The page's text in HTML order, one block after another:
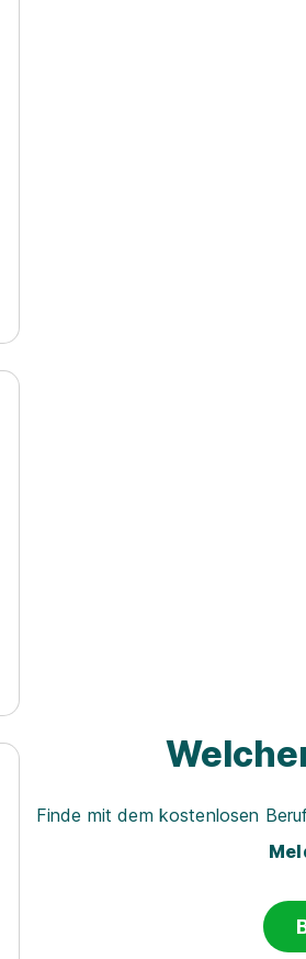
Finde mit dem kostenlosen